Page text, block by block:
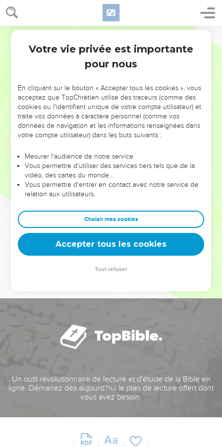
NE MANQUEZ PAS L’ÉVÉNEMENT
DE L’ANNÉE !
ET SI LEURS ERREURS POUVAIENT VOUS ÉVITER LES
VOTRES ?
leur foi ou leur vision. Mais on voit moins les doutes, les erreurs
et les saisons difficiles qu'ils ont traversés, alors même que ce
sont elles qui les ont façonnés.
Dans cette conférence, leaders, entrepreneurs, et responsables
clés pour avancer avec plus de sagesse afin que leurs erreurs
deviennent vos tremplins. Que vous guidiez un ministère, une
équipe, un groupe ou une famille, leur expérience est faite
Un outil révolutionnaire de lecture et d'étude de la Bible en
ligne. Démarrez dès aujourd'hui le plan de lecture offert dont
vous avez besoin.
Votre vie privée est importante
pour nous
En cliquant sur le bouton « Accepter tous les cookies », vous
acceptez que TopChrétien utilise des traceurs (comme des
cookies ou l'identifiant unique de votre compte utilisateur) et
traite vos données à caractère personnel (comme vos
données de navigation et les informations renseignées dans
votre compte utilisateur) dans les buts suivants :
Mesurer l'audience de notre service
Vous permettre d'utiliser des services tiers tels que de la
vidéo, des cartes du monde…
Vous permettre d'entrer en contact avec notre service de
relation aux utilisateurs.
Choisir mes cookies
Accepter tous les cookies
Tout refuser